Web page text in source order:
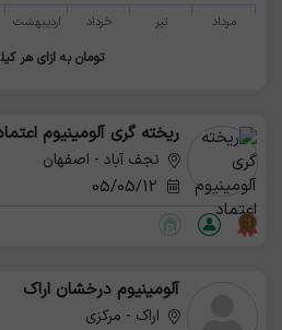
تومان به ازای هر
اردیبهشت خرداد تیر مرداد
ریخته گری آلومینیوم
نجف آباد - اصفهان
آلومینیوم درخشان اراک
اراک - مرکزی